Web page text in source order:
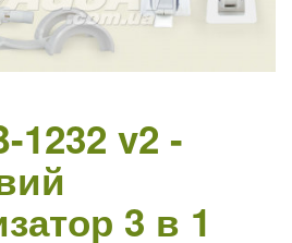
1232 v2 -
3 в 1